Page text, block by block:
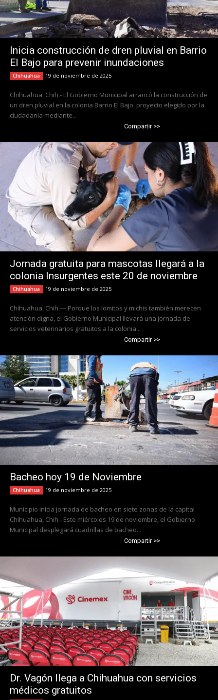
Inicia construcción de dren pluvial en Barrio
El Bajo para prevenir inundaciones
Chihuahua 19 de noviembre de 2025
Chihuahua, Chih.- El Gobierno Municipal arrancó la construcción de
un dren pluvial en la colonia Barrio El Bajo, proyecto elegido por la
ciudadanía mediante...
Compartir >>
Jornada gratuita para mascotas llegará a la
colonia Insurgentes este 20 de noviembre
Chihuahua 19 de noviembre de 2025
Chihuahua, Chih.— Porque los lomitos y michis también merecen
atención digna, el Gobierno Municipal llevará una jornada de
servicios veterinarios gratuitos a la colonia...
Compartir >>
Bacheo hoy 19 de Noviembre
Chihuahua 19 de noviembre de 2025
Municipio inicia jornada de bacheo en siete zonas de la capital
Chihuahua, Chih.- Este miércoles 19 de noviembre, el Gobierno
Municipal desplegará cuadrillas de bacheo...
Compartir >>
Dr. Vagón llega a Chihuahua con servicios
médicos gratuitos